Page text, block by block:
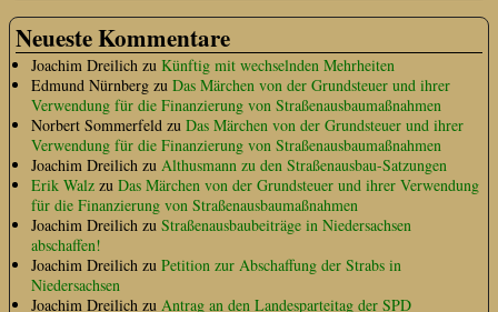
Neueste Kommentare
Joachim Dreilich zu Künftig mit wechselnden Mehrheiten
Edmund Nürnberg zu Das Märchen von der Grundsteuer und ihrer
Verwendung für die Finanzierung von Straßenausbaumaßnahmen
Norbert Sommerfeld zu Das Märchen von der Grundsteuer und ihrer
Verwendung für die Finanzierung von Straßenausbaumaßnahmen
Joachim Dreilich zu Althusmann zu den Straßenausbau-Satzungen
Erik Walz zu Das Märchen von der Grundsteuer und ihrer Verwendung
für die Finanzierung von Straßenausbaumaßnahmen
Joachim Dreilich zu Straßenausbaubeiträge in Niedersachsen
abschaffen!
Joachim Dreilich zu Petition zur Abschaffung der Strabs in
Niedersachsen
Joachim Dreilich zu Antrag an den Landesparteitag der SPD